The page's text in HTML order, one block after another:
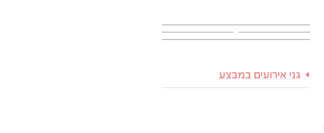
גני אירועים במבצע